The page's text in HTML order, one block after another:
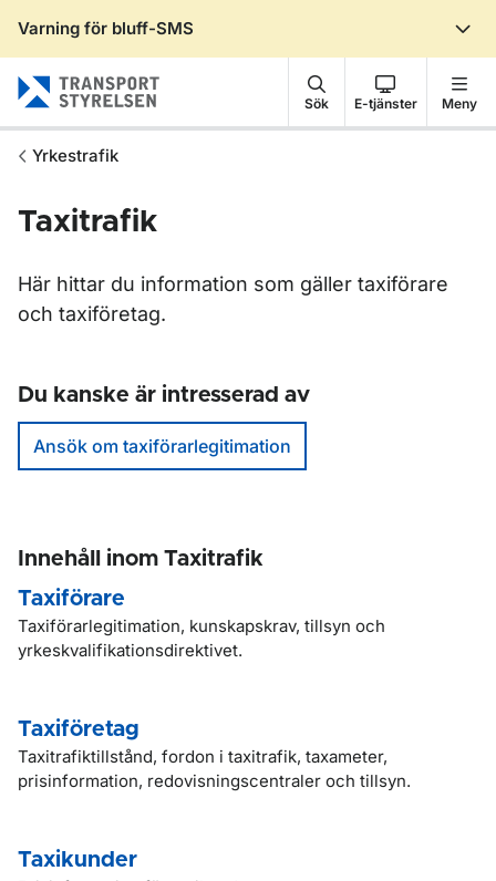
Varning för bluff-SMS
Sök E-tjänster Meny
Yrkestrafik
Taxitrafik
Här hittar du information som gäller taxiförare
och taxiföretag.
Du kanske är intresserad av
Ansök om taxiförarlegitimation
Innehåll inom Taxitrafik
Taxiförare
Taxiförarlegitimation, kunskapskrav, tillsyn och
yrkeskvalifikationsdirektivet.
Taxiföretag
Taxitrafiktillstånd, fordon i taxitrafik, taxameter,
prisinformation, redovisningscentraler och tillsyn.
Taxikunder